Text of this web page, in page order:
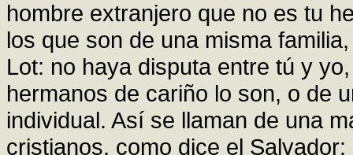
hombre extranjero que no es tu
los que son de una misma
Lot: no haya disputa entre tú y
hermanos de cariño lo son, o de
individual. Así se llaman de una
cristianos, como dice el